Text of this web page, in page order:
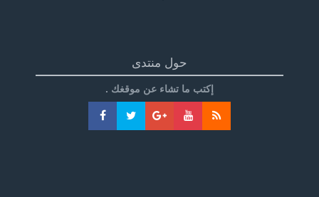
حول منتدى
إكتب ما تشاء عن موقغك .